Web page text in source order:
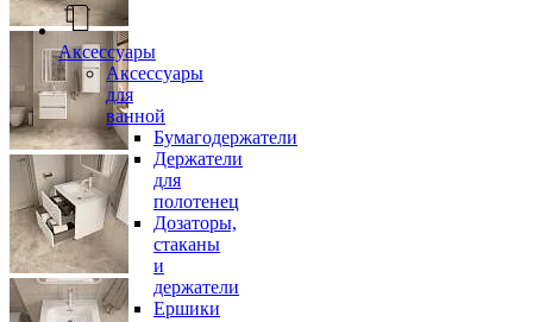
Аксессуары
Аксессуары
для
ванной
Бумагодержатели
Держатели
для
полотенец
Дозаторы,
стаканы
и
держатели
Ершики